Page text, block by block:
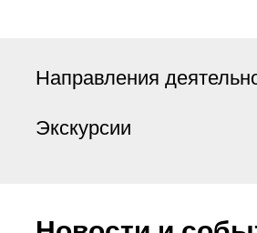
Направления
Экскурсии